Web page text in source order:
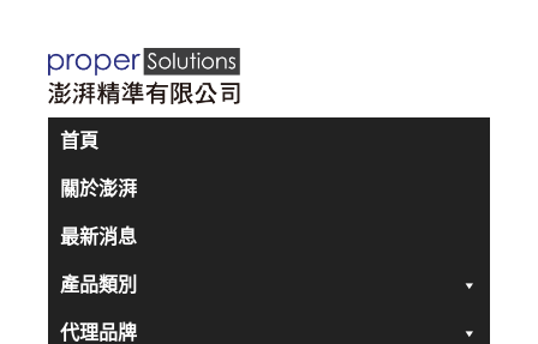
首頁
關於澎湃
最新消息
產品類別
代理品牌